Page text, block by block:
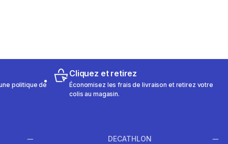
politique de
Cliquez et retirez
Économisez les frais de livraison et retirez votre
colis au magasin.
DECATHLON